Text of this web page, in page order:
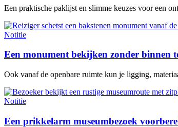
Een praktische paklijst en slimme keuzes voor een
Notitie
Een monument bekijken zonder binnen
Ook vanaf de openbare ruimte kun je ligging,
Notitie
Een prikkelarm museumbezoek